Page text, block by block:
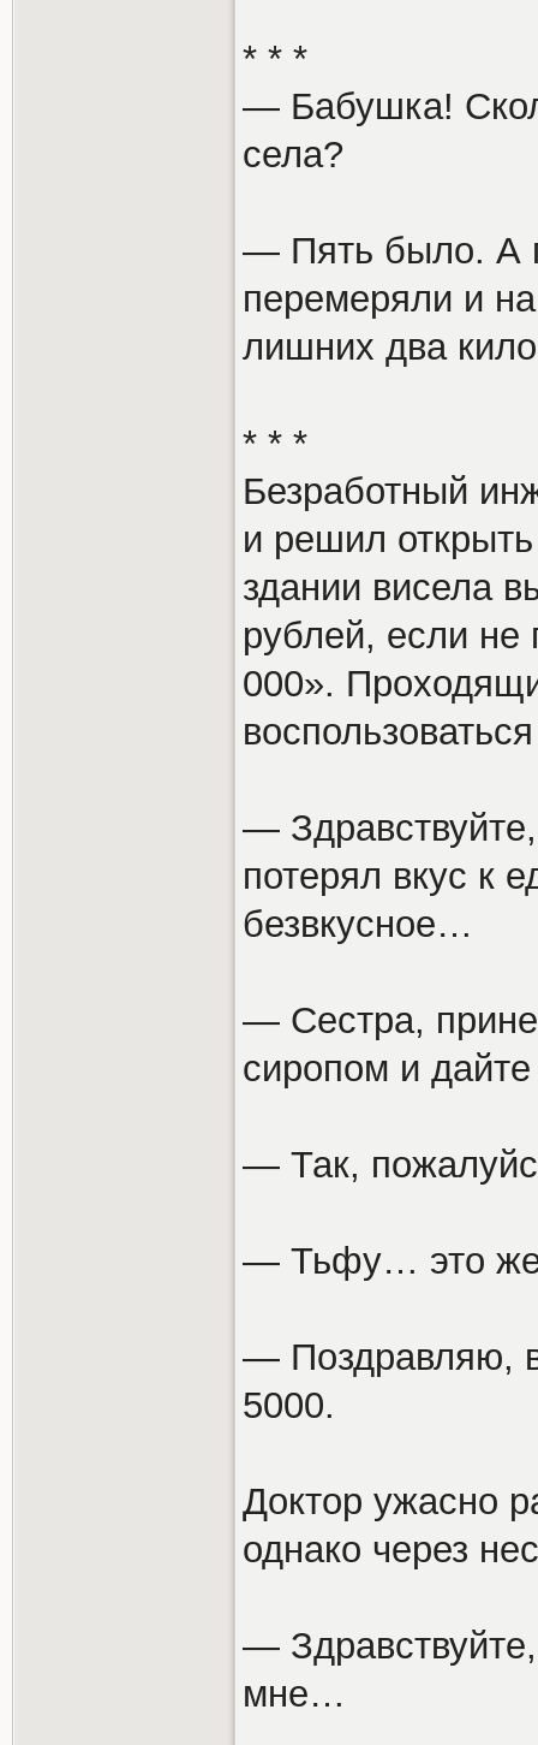
* * *
— Бабушка!
села?
— Пять было. А
перемеряли и
лишних два
* * *
Безработный
и решил
здании висела
рублей, если
000».
—
потерял вкус к
безвкусное…
— Сестра,
сиропом и дайте
— Так,
— Тьфу… это же
— Поздравляю,
5000.
Доктор ужасно
однако через
—
мне…